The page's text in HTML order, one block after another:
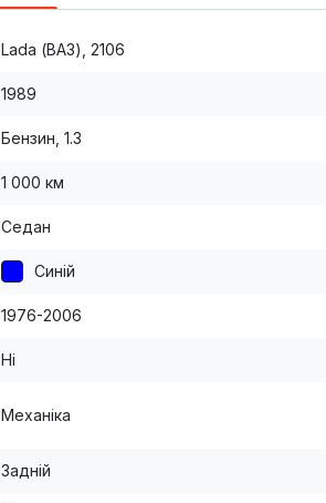
Lada (ВАЗ), 2106
1989
Бензин, 1.3
1 000 км
Седан
Синій
1976-2006
Ні
Механіка
Задній